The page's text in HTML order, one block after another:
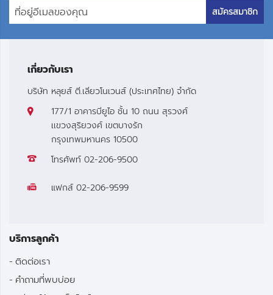
สมัครสมาชิก
เกี่ยวกับเรา
บริษัท หลุยส์ ตี.เลียวโนเวนส์ (ประเทศไทย) จำกัด
177/1 อาคารบียูไอ ชั้น 10 ถนน สุรวงศ์
เเขวงสุริยวงศ์ เขตบางรัก
กรุงเทพมหานคร 10500
โทรศัพท์ 02-206-9500
แฟกส์ 02-206-9599
บริการลูกค้า
ติดต่อเรา
คำถามที่พบบ่อย